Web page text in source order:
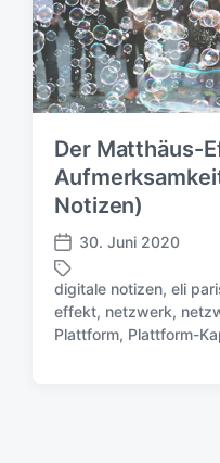
Der Matthäus-
Notizen)
V
e
r
ö
f
30. Juni 2020
S
c
digitale notizen, eli
effekt, netzwerk,
Plattform, Plattform-